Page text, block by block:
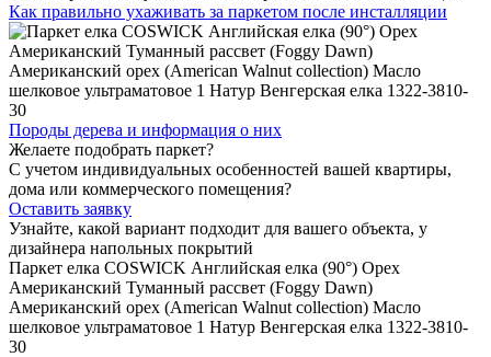
Как правильно ухаживать за паркетом после инсталляции
Породы дерева и информация о них
Желаете подобрать паркет?
С учетом индивидуальных особенностей вашей квартиры,
дома или коммерческого помещения?
Оставить заявку
Узнайте, какой вариант подходит для вашего объекта, у
дизайнера напольных покрытий
Паркет елка COSWICK Английская елка (90°) Орех
Американский Туманный рассвет (Foggy Dawn)
Американский орех (American Walnut collection) Масло
шелковое ультраматовое 1 Натур Венгерская елка 1322-3810-
30